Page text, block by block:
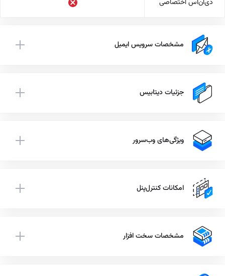
دی‌ان‌اس اختصاصی
مشخصات سرویس ایمیل
جزئیات دیتابیس
ویژگی‌های وب‌سرور
امکانات کنترل‌پنل
مشخصات سخت افزار